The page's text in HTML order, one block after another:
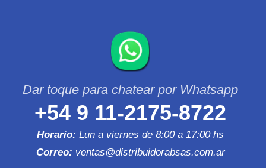
+54 9 11-2175-8722
Horario:Lun a viernes de 8:00 a 17:00 hs
Correo: ventas@distribuidorabsas.com.ar